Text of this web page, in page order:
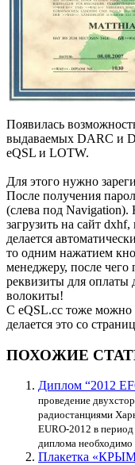
Появилась
выдаваемых DARC и
eQSL и LOTW.
Для этого нужно
После получения
(слева под
загрузить на сайт
делается
то одним нажатием
менеджеру, после чего
реквизиты для
волокиты!
С eQSL.cc тоже можно
делается это со
ПОХОЖИЕ
Диплом “2012
проведение
радиостанциями
EURO-2012 в
диплома необходимо
Плакетка